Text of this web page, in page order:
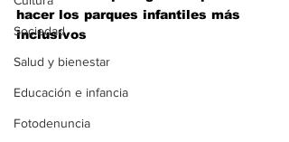
Sociedad
Salud y bienestar
Educación e infancia
Fotodenuncia
hacer los parques infantiles más
inclusivos